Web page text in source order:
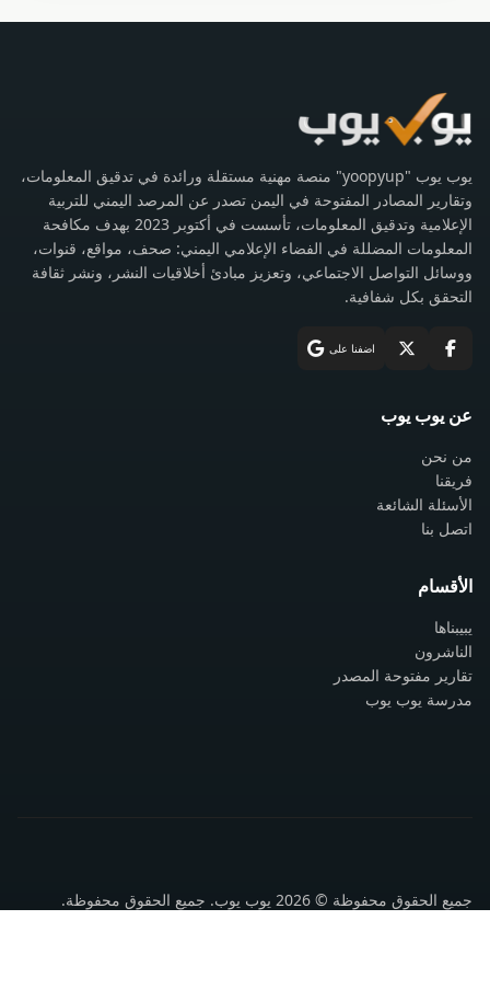
يوب يوب "yoopyup" منصة مهنية مستقلة ورائدة في تدقيق المعلومات،
وتقارير المصادر المفتوحة في اليمن تصدر عن المرصد اليمني للتربية
الإعلامية وتدقيق المعلومات، تأسست في أكتوبر 2023 بهدف مكافحة
المعلومات المضللة في الفضاء الإعلامي اليمني: صحف، مواقع، قنوات،
ووسائل التواصل الاجتماعي، وتعزيز مبادئ أخلاقيات النشر، ونشر ثقافة
التحقق بكل شفافية.
اضفنا على
عن يوب يوب
من نحن
فريقنا
الأسئلة الشائعة
اتصل بنا
الأقسام
يبيبناها
الناشرون
تقارير مفتوحة المصدر
مدرسة يوب يوب
جميع الحقوق محفوظة © 2026 يوب يوب. جميع الحقوق محفوظة.